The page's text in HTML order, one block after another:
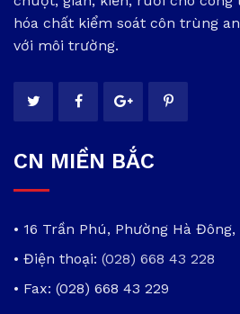
hóa chất kiểm soát côn trùng
với môi trường.
CN MIỀN BẮC
• 16 Trần Phú, Phường Hà Đông,
• Điện thoại: (028) 668 43 228
• Fax: (028) 668 43 229